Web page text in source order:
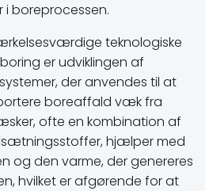
boreprocessen.
teknologiske
er udviklingen af
der anvendes til at
boreaffald væk fra
ofte en kombination af
hjælper med
og den varme, der genereres
hvilket er afgørende for at